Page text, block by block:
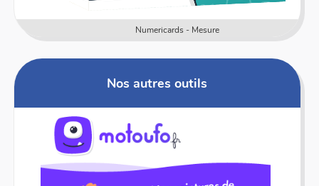
Numericards - Mesure
Nos autres outils